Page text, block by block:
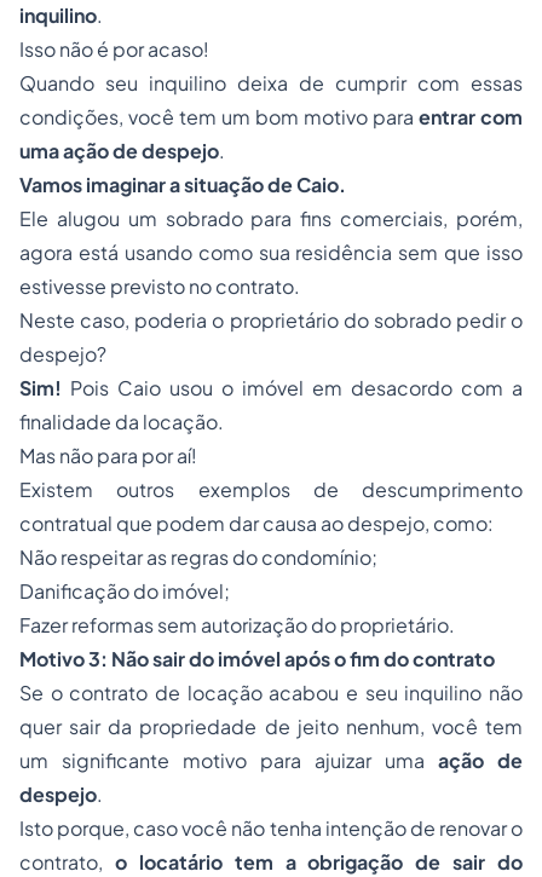
inquilino.
Isso não é por acaso!
Quando seu inquilino deixa de cumprir com essas
condições, você tem um bom motivo para entrar com
uma ação de despejo.
Vamos imaginar a situação de Caio.
Ele alugou um sobrado para fins comerciais, porém,
agora está usando como sua residência sem que isso
estivesse previsto no contrato.
Neste caso, poderia o proprietário do sobrado pedir o
despejo?
Sim! Pois Caio usou o imóvel em desacordo com a
finalidade da locação.
Mas não para por aí!
Existem outros exemplos de descumprimento
contratual que podem dar causa ao despejo, como:
Não respeitar as regras do condomínio;
Danificação do imóvel;
Fazer reformas sem autorização do proprietário.
Motivo 3: Não sair do imóvel após o fim do contrato
Se o contrato de locação acabou e seu inquilino não
quer sair da propriedade de jeito nenhum, você tem
um significante motivo para ajuizar uma ação de
despejo.
Isto porque, caso você não tenha intenção de renovar o
contrato, o locatário tem a obrigação de sair do